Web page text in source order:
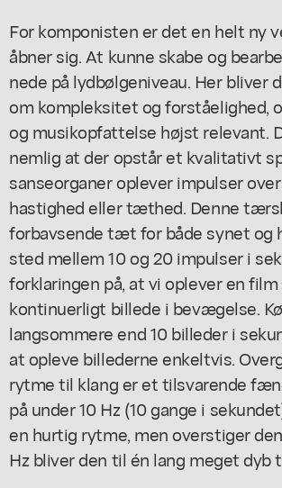
For komponisten er det en helt ny
åbner sig. At kunne skabe og
nede på lydbølgeniveau. Her bliver
om kompleksitet og forståelighed,
og musikopfattelse højst relevant.
nemlig at der opstår et kvalitativt
sanseorganer oplever impulser
hastighed eller tæthed. Denne
forbavsende tæt for både synet og
sted mellem 10 og 20 impulser i
forklaringen på, at vi oplever en
kontinuerligt billede i bevægelse.
langsommere end 10 billeder i
at opleve billederne enkeltvis.
rytme til klang er et tilsvarende
på under 10 Hz (10 gange i
en hurtig rytme, men overstiger
Hz bliver den til én lang meget dyb